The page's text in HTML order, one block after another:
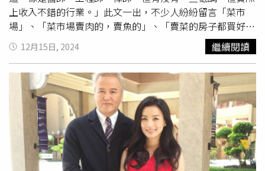
上收入不錯的行業。」此文一出，不少人紛紛留言「菜市
場」、「菜市場賣肉的，賣魚的」、「賣菜的房子都買好幾
間了」、「最近朋友工程師不幹，跑回去接家裡菜市場賣豬
肉的，聽說月收50還免繳稅」、「夜市擺攤」、「市場賣菜
賣魚的阿婆，收入爆打台積電」。也有人說，「抽糞管的、
月賺數十萬」、「做水電維修器材的，很少人可以忍耐」、
「當工程頭比較賺，台北10-20基本」、「廢棄物清理公
司」、「美容美髮美甲刺青所有行業的業務」、「沒繳稅不
用開發票的通常都很賺」。
12月15日, 2024 繼續閱讀